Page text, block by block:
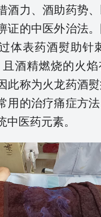
酒力、酒助药势
证的中医外治法
体表药酒熨助针
且酒精燃烧的火
此称为火龙药酒
用的治疗痛症方
医药元素。